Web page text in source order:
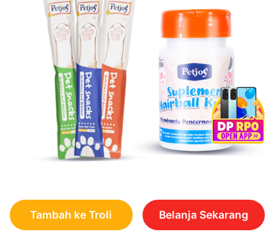
Tambah ke Troli Belanja Sekarang